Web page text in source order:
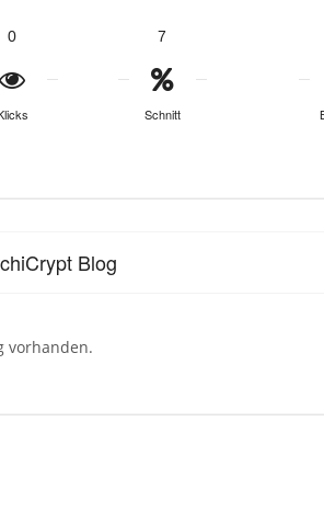
0 7
Schnitt
Blog
vorhanden.